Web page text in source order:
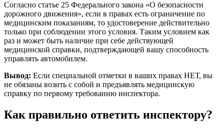
Согласно статье 25 Федерального закона «О безопасности
дорожного движения», если в правах есть ограничение по
медицинским показаниям, то удостоверение действительно
только при соблюдении этого условия. Таким условием как
раз и может быть наличие при себе действующей
медицинской справки, подтверждающей вашу способность
управлять автомобилем.
Вывод: Если специальной отметки в ваших правах НЕТ, вы
не обязаны возить с собой и предъявлять медицинскую
справку по первому требованию инспектора.
Как правильно ответить инспектору?